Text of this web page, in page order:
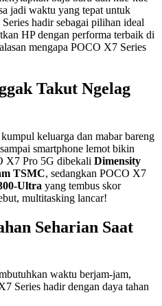
jadi waktu yang tepat untuk
hadir sebagai pilihan ideal
HP dengan performa terbaik di
mengapa POCO X7 Series
Takut Ngelag
keluarga dan mabar bareng
smartphone lemot bikin
X7 Pro 5G dibekali Dimensity
TSMC, sedangkan POCO X7
Ultra yang tembus skor
multitasking lancar!
Seharian Saat
waktu berjam-jam,
Series hadir dengan daya tahan